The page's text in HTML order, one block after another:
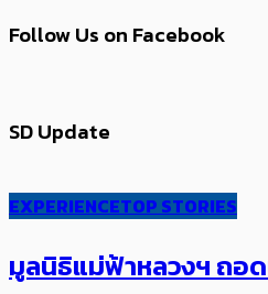
Follow Us on Facebook
SD Update
EXPERIENCETOP STORIES
มูลนิธิแม่ฟ้าหลวงฯ ถอ